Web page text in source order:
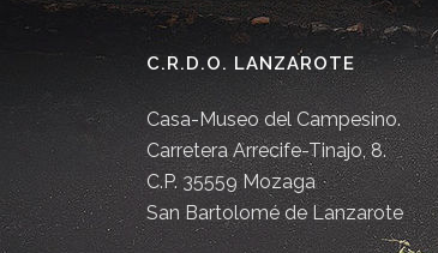
C.R.D.O. LANZAROTE
Casa-Museo del Campesino.
Carretera Arrecife-Tinajo, 8.
C.P. 35559 Mozaga
San Bartolomé de Lanzarote